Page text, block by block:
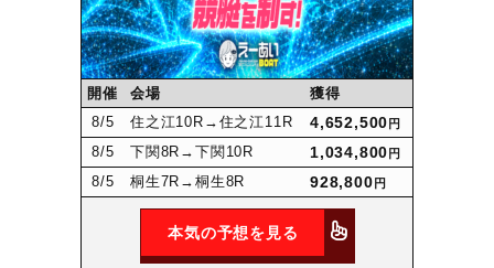
開催 会場
獲得
8/5 住之江10R →住之江11R 4,652,500 円
8/5 下関8R →下関10R 1,034,800 円
8/5 桐生7R →桐生8R 928,800 円
本気の予想を見る